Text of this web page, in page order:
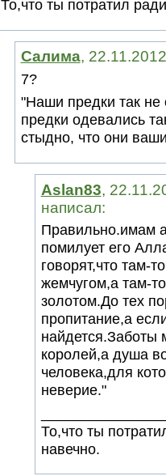
То,что ты потратил
Салима,
7?
"Наши предки так
предки одевались
стыдно, что они
Aslan83,
написал:
Правильно.имам
помилует его
говорят,что там-
жемчугом,а там-
золотом.До тех
пропитание,а
найдется.Заботы
королей,а душа
человека,для
неверие."
То,что ты
навечно.